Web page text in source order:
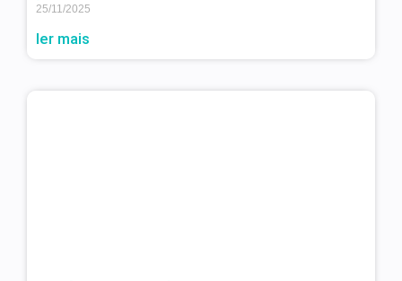
25/11/2025
ler mais